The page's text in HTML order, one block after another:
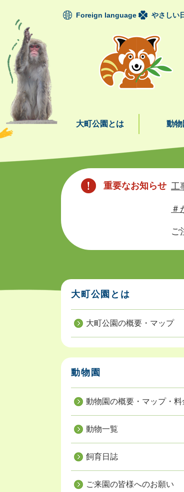
頭
Foreign language
やさしい
大町公園とは 動物
重要なお知らせ 工
＃
ご
大町公園とは
大町公園の概要・マップ
動物園
動物園の概要・マップ・料
動物一覧
飼育日誌
ご来園の皆様へのお願い